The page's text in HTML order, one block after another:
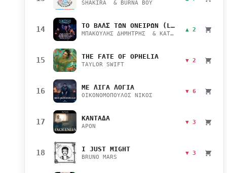
SHAKIRA & BURNA BOY
14 ΤΟ ΒΑΛΣ ΤΩΝ ΟΝΕΙΡΩΝ (LIVE)
ΜΠΑΚΟΥΛΗΣ ΔΗΜΗΤΡΗΣ & ΚΑΤΣΙΜΙΧΑ ΜΑΡΙΑΝΑ
▲ 2
15 THE FATE OF OPHELIA
TAYLOR SWIFT
▼ 2
16 ΜΕ ΛΙΓΑ ΛΟΓΙΑ
ΟΙΚΟΝΟΜΟΠΟΥΛΟΣ ΝΙΚΟΣ
▼ 6
17 ΚΑΝΤΑΔΑ
APON
▼ 3
18 I JUST MIGHT
BRUNO MARS
▼ 3